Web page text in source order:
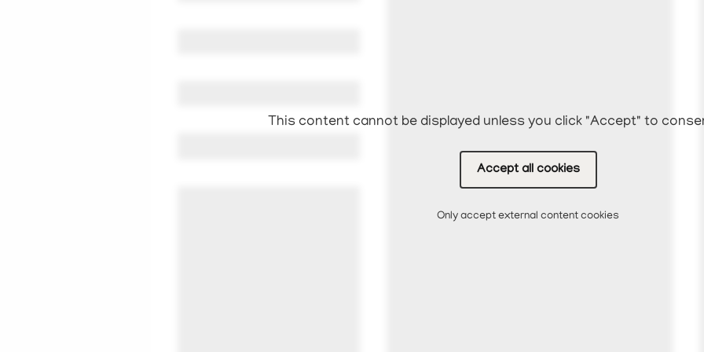
This content cannot be displayed unless you click "Accept" to
Accept all cookies
Only accept external content cookies